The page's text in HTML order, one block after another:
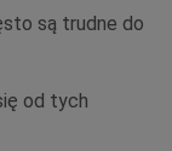
są trudne do
od tych